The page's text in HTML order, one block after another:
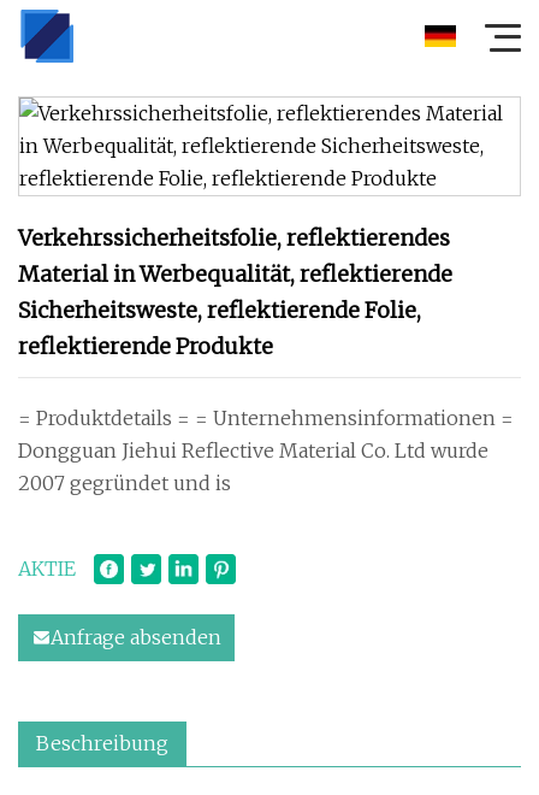
Verkehrssicherheitsfolie, reflektierendes
Material in Werbequalität, reflektierende
Sicherheitsweste, reflektierende Folie,
reflektierende Produkte
= Produktdetails = = Unternehmensinformationen =
Dongguan Jiehui Reflective Material Co. Ltd wurde
2007 gegründet und is
AKTIE
Anfrage absenden
Beschreibung